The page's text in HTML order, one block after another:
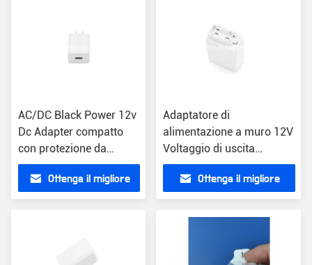
AC/DC Black Power 12v
Dc Adapter compatto
con protezione da
sovraccarico Compatto
a muro 1AOttenga il migliore
Adaptatore di
alimentazione a muro 12V
Voltaggio di uscita
Modello compatto AC/DC
con corrente 1A
Ottenga il migliore